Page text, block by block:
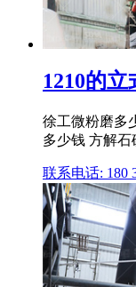
1210的
徐工微粉磨多
多少钱 方解
联系电话: 180